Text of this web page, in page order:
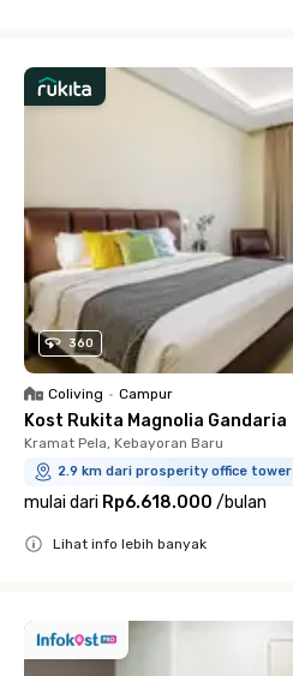
360
Coliving • Campur
Kost Rukita Magnolia Gandaria
Kramat Pela, Kebayoran Baru
2.9 km dari prosperity office tower
mulai dari Rp6.618.000 /bulan
Lihat info lebih banyak